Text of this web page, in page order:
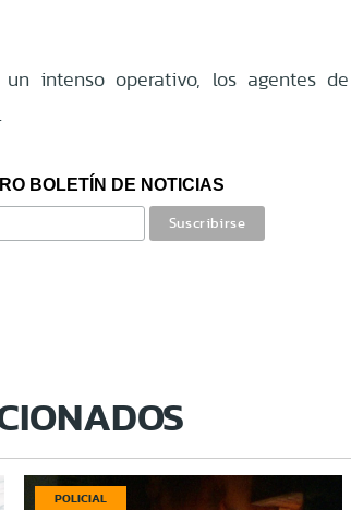
intenso operativo, los agentes de
BOLETÍN DE NOTICIAS
POLICIAL